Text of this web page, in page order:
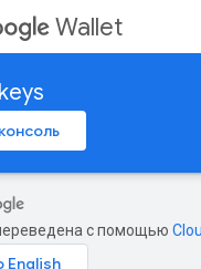
Wallet
с помощью